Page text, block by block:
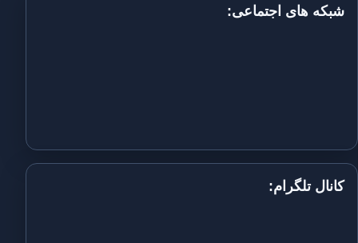
شبکه های اجتماعی:
کانال تلگرام: